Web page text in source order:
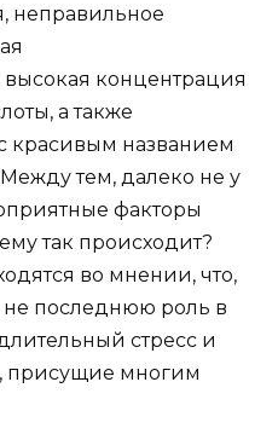
неправильное
концентрация
а также
красивым названием
тем, далеко не у
факторы
так происходит?
во мнении, что,
не последнюю роль в
стресс и
присущие многим